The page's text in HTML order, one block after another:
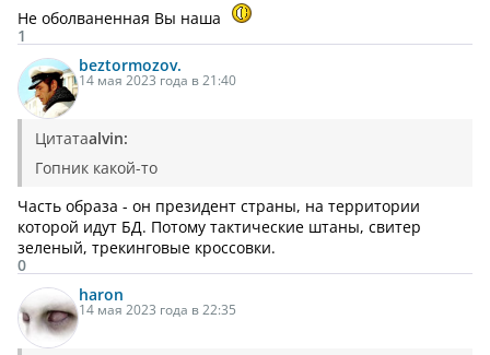
Не оболваненная Вы наша
1
beztormozov.
14 мая 2023 года в 21:40
Цитатаalvin:
Гопник какой-то
Часть образа - он президент страны, на территории
которой идут БД. Потому тактические штаны, свитер
зеленый, трекинговые кроссовки.
0
haron
14 мая 2023 года в 22:35